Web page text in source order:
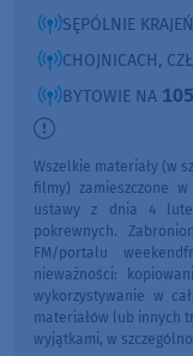
SĘPÓLNIE
CHOJNICACH,
BYTOWIE NA
Wszelkie materiały (w
filmy) zamieszczone
ustawy z dnia 4
pokrewnych.
FM/portalu
nieważności:
wykorzystywanie w
materiałów lub innych
wyjątkami, w